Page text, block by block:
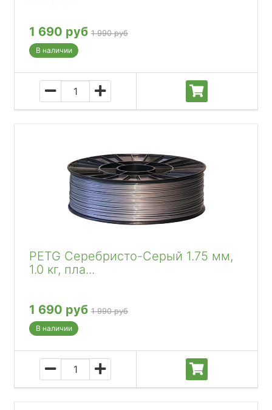
1 690 руб 1 990 руб
В наличии
PETG Серебристо-Серый 1.75 мм,
1.0 кг, пла...
1 690 руб 1 990 руб
В наличии